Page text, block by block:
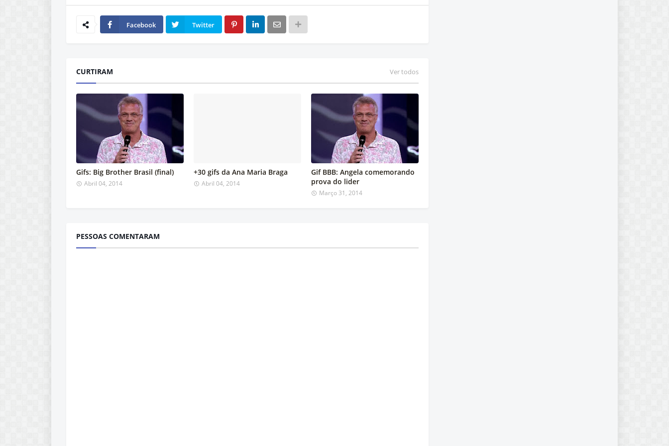
Facebook Twitter
CURTIRAM Ver todos
Gifs: Big Brother Brasil (final)
Abril 04, 2014
+30 gifs da Ana Maria Braga
Abril 04, 2014
Gif BBB: Angela comemorando
prova do lider
Março 31, 2014
PESSOAS COMENTARAM